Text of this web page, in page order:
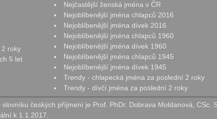
roky
5 let
Nejčastější ženská jména v ČR
Nejoblíbenější jména chlapců 2016
Nejoblíbenější jména dívek 2016
Nejoblíbenější jména chlapců 1960
Nejoblíbenější jména dívek 1960
Nejoblíbenější jména chlapců 1945
Nejoblíbenější jména dívek 1945
Trendy - chlapecká jména za poslední 2 roky
Trendy - dívčí jména za poslední 2 roky
českých příjmení je Prof. PhDr. Dobrava Moldanová, CSc.
k 1.1.2017.